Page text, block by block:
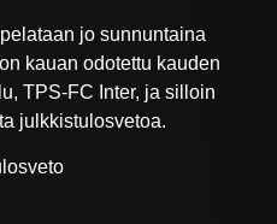
jo sunnuntaina
kauan odotettu kauden
TPS-FC Inter, ja silloin
julkkistulosvetoa.